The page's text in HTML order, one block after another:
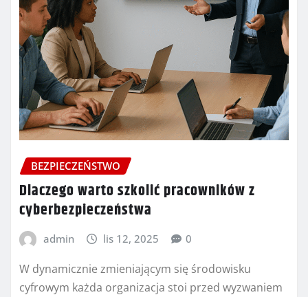
BEZPIECZEŃSTWO
Dlaczego warto szkolić pracowników z
cyberbezpieczeństwa
admin lis 12, 2025 0
W dynamicznie zmieniającym się środowisku
cyfrowym każda organizacja stoi przed wyzwaniem